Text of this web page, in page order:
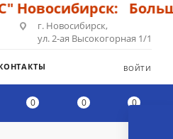
Большой
г. Новосибирск,
ул. 2-ая Высокогорная 1/1
ВОЙТИ
0 0 0